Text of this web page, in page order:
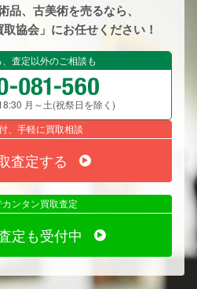
品、古美術を売るなら、
協会」にお任せください！
査定以外のご相談も
月～土(祝祭日を除く)
、手軽に買取相談
査定する
カンタン買取査定
定も受付中